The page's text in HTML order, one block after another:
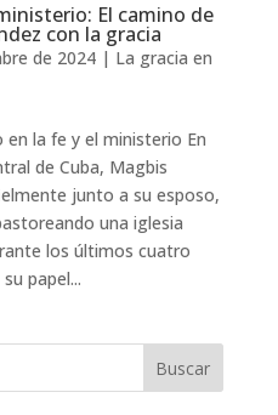
El camino de
con la gracia
de 2024| La gracia en
en la fe y el ministerio En
de Cuba, Magbis
junto a su esposo,
una iglesia
los últimos cuatro
papel...
Buscar